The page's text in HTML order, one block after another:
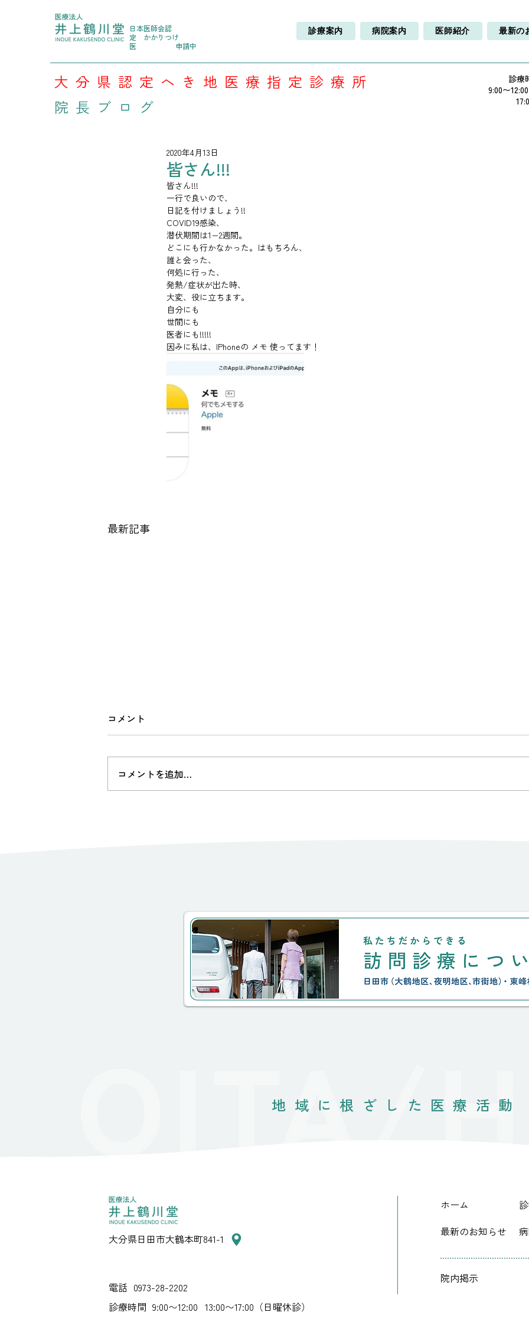
日本医師会認
定 かかりつけ
医
申請中
診療案内 病院案内 医師紹介 最新の
大分県認定へき地医療指定診療所
院長ブログ
診療
9:00〜
皆さん!!!
2020年4月13日
皆さん!!!
一行で良いので、
日記を付けましょう!!
COVID19感染、
潜伏期間は1−2週間。
どこにも行かなかった。はもちろん、
誰と会った、
何処に行った、
発熱/症状が出た時、
大変、役に立ちます。
自分にも
世間にも
医者にも!!!!!
因みに私は、IPhoneの メモ 使ってます！
最新記事
山里の訪問診療
https://youtu.be/Ala0NhST7Qg?
si=VNkJlcOxqhbLxefN
6/3、最後の訪問診療。 へき地独
り暮らしには、辛い現実がのしか
私達の微力に加え、住み慣れた家
と
コメント
コメントを追加…
地域に根ざした医療活動
大分県日田市大鶴本町841-1
電話 0973-28-2202
診療時間 9:00〜12:00 13:00〜17:00（日曜休診）
ホーム
最新のお知らせ
院内掲示